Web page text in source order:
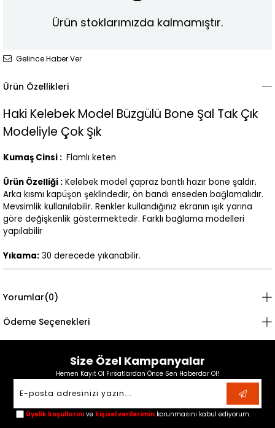
Ürün stoklarımızda kalmamıştır.
Gelince Haber Ver
Ürün Özellikleri
Haki Kelebek Model Büzgülü Bone Şal Tak Çık
Modeliyle Çok Şık
Kumaş Cinsi : Flamlı keten
Ürün Özelliği : Kelebek model çapraz bantlı hazır bone şaldır.
Arka kısmı kapüşon şeklindedir, ön bandı enseden bağlamalıdır.
Mevsimlik kullanılabilir. Renkler kullandığınız ekranın ışık yarına
göre değişkenlik göstermektedir. Farklı bağlama modelleri
yapılabilir
Yıkama: 30 derecede yıkanabilir.
Yorumlar(0)
Ödeme Seçenekleri
Size Özel Kampanyalar
Hemen Kayıt Ol Fırsatlardan Önce Sen Haberdar Ol!
Üyelik koşullarını ve kişisel verilerimin korunmasını kabul ediyorum.